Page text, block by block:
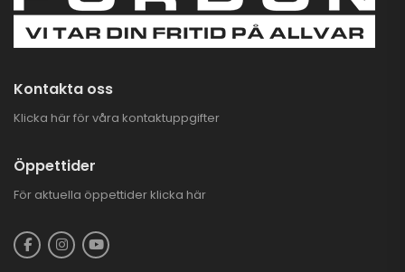
Kontakta oss
Klicka här för våra kontaktuppgifter
Öppettider
För aktuella öppettider klicka här